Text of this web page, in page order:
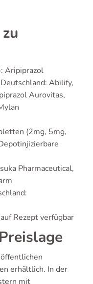
Aripiprazol
Abilify,
Aurovitas,
(2mg, 5mg,
Pharmaceutical,
Rezept verfügbar
erhältlich. In der
mit